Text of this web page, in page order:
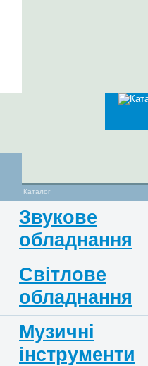
Каталог
Звукове
обладнання
Світлове
обладнання
Музичні
інструменти